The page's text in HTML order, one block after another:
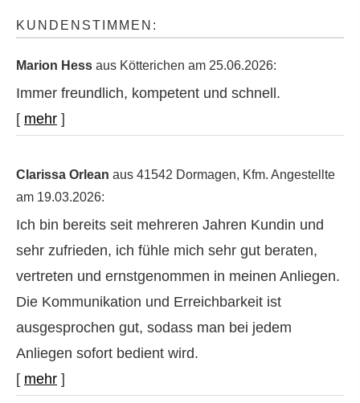
KUNDENSTIMMEN:
Marion Hess aus Kötterichen am 25.06.2026:
Immer freundlich, kompetent und schnell.
[ mehr ]
Clarissa Orlean aus 41542 Dormagen, Kfm. Angestellte
am 19.03.2026:
Ich bin bereits seit mehreren Jahren Kundin und
sehr zufrieden, ich fühle mich sehr gut beraten,
vertreten und ernstgenommen in meinen Anliegen.
Die Kommunikation und Erreichbarkeit ist
ausgesprochen gut, sodass man bei jedem
Anliegen sofort bedient wird.
[ mehr ]